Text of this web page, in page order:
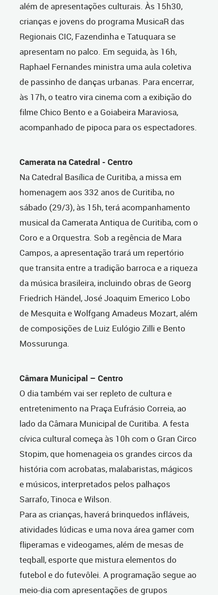
além de apresentações culturais. Às 15h30,
crianças e jovens do programa MusicaR das
Regionais CIC, Fazendinha e Tatuquara se
apresentam no palco. Em seguida, às 16h,
Raphael Fernandes ministra uma aula coletiva
de passinho de danças urbanas. Para encerrar,
às 17h, o teatro vira cinema com a exibição do
filme Chico Bento e a Goiabeira Maraviosa,
acompanhado de pipoca para os espectadores.
Camerata na Catedral - Centro
Na Catedral Basílica de Curitiba, a missa em
homenagem aos 332 anos de Curitiba, no
sábado (29/3), às 15h, terá acompanhamento
musical da Camerata Antiqua de Curitiba, com o
Coro e a Orquestra. Sob a regência de Mara
Campos, a apresentação trará um repertório
que transita entre a tradição barroca e a riqueza
da música brasileira, incluindo obras de Georg
Friedrich Händel, José Joaquim Emerico Lobo
de Mesquita e Wolfgang Amadeus Mozart, além
de composições de Luiz Eulógio Zilli e Bento
Mossurunga.
Câmara Municipal – Centro
O dia também vai ser repleto de cultura e
entretenimento na Praça Eufrásio Correia, ao
lado da Câmara Municipal de Curitiba. A festa
cívica cultural começa às 10h com o Gran Circo
Stopim, que homenageia os grandes circos da
história com acrobatas, malabaristas, mágicos
e músicos, interpretados pelos palhaços
Sarrafo, Tinoca e Wilson.
Para as crianças, haverá brinquedos infláveis,
atividades lúdicas e uma nova área gamer com
fliperamas e videogames, além de mesas de
teqball, esporte que mistura elementos do
futebol e do futevôlei. A programação segue ao
meio-dia com apresentações de grupos